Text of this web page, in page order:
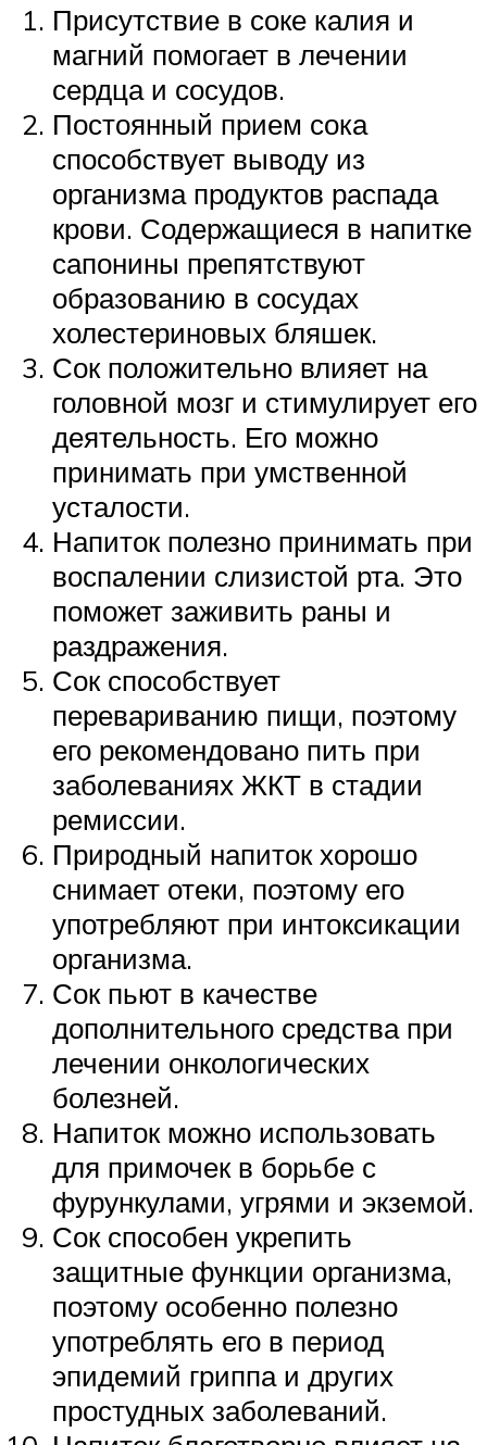
Присутствие в соке калия и
магний помогает в лечении
сердца и сосудов.
Постоянный прием сока
способствует выводу из
организма продуктов распада
крови. Содержащиеся в напитке
сапонины препятствуют
образованию в сосудах
холестериновых бляшек.
Сок положительно влияет на
головной мозг и стимулирует его
деятельность. Его можно
принимать при умственной
усталости.
Напиток полезно принимать при
воспалении слизистой рта. Это
поможет заживить раны и
раздражения.
Сок способствует
перевариванию пищи, поэтому
его рекомендовано пить при
заболеваниях ЖКТ в стадии
ремиссии.
Природный напиток хорошо
снимает отеки, поэтому его
употребляют при интоксикации
организма.
Сок пьют в качестве
дополнительного средства при
лечении онкологических
болезней.
Напиток можно использовать
для примочек в борьбе с
фурункулами, угрями и экземой.
Сок способен укрепить
защитные функции организма,
поэтому особенно полезно
употреблять его в период
эпидемий гриппа и других
простудных заболеваний.